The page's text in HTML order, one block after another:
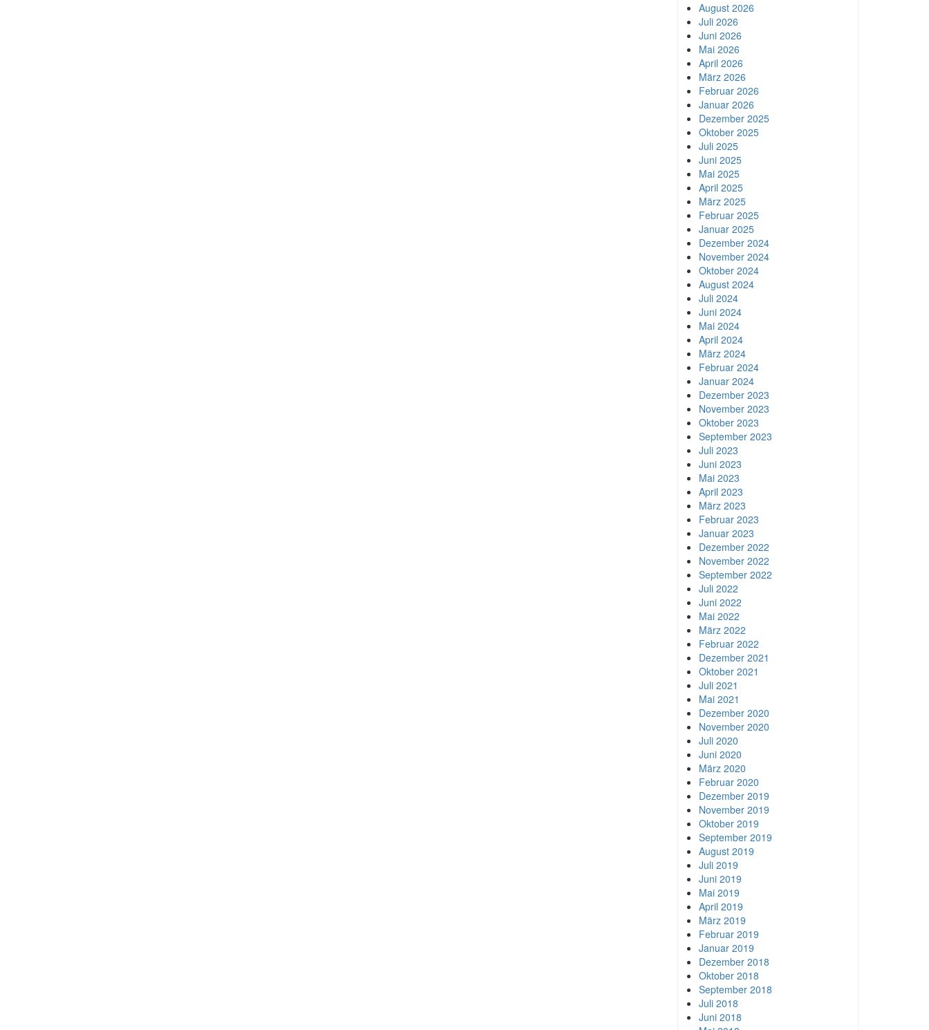
August 2026
Juli 2026
Juni 2026
Mai 2026
April 2026
März 2026
Februar 2026
Januar 2026
Dezember 2025
Oktober 2025
Juli 2025
Juni 2025
Mai 2025
April 2025
März 2025
Februar 2025
Januar 2025
Dezember 2024
November 2024
Oktober 2024
August 2024
Juli 2024
Juni 2024
Mai 2024
April 2024
März 2024
Februar 2024
Januar 2024
Dezember 2023
November 2023
Oktober 2023
September 2023
Juli 2023
Juni 2023
Mai 2023
April 2023
März 2023
Februar 2023
Januar 2023
Dezember 2022
November 2022
September 2022
Juli 2022
Juni 2022
Mai 2022
März 2022
Februar 2022
Dezember 2021
Oktober 2021
Juli 2021
Mai 2021
Dezember 2020
November 2020
Juli 2020
Juni 2020
März 2020
Februar 2020
Dezember 2019
November 2019
Oktober 2019
September 2019
August 2019
Juli 2019
Juni 2019
Mai 2019
April 2019
März 2019
Februar 2019
Januar 2019
Dezember 2018
Oktober 2018
September 2018
Juli 2018
Juni 2018